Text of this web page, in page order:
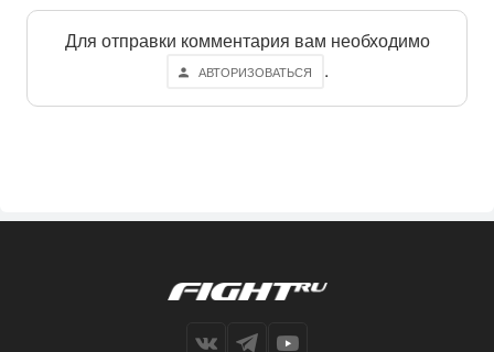
Для отправки комментария вам необходимо
АВТОРИЗОВАТЬСЯ .